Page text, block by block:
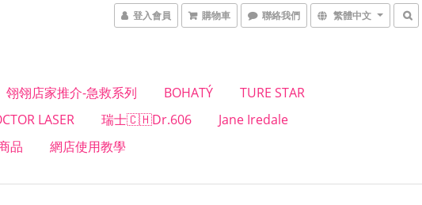
登入會員 購物車 聯絡我們 繁體中文
翎翎店家推介-急救系列 BOHATÝ
TURE STAR
LASER 瑞士🇨🇭Dr.606
Jane Iredale
品 網店使用教學